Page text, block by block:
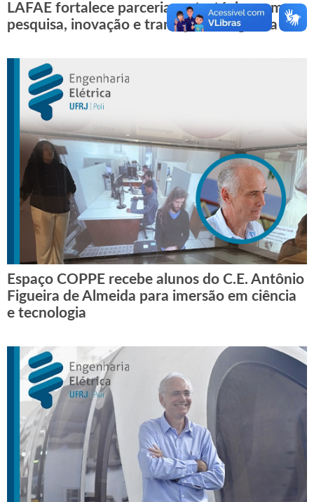
LAFAE fortalece parcerias estratégicas em
pesquisa, inovação e transição energética
Espaço COPPE recebe alunos do C.E. Antônio
Figueira de Almeida para imersão em ciência
e tecnologia